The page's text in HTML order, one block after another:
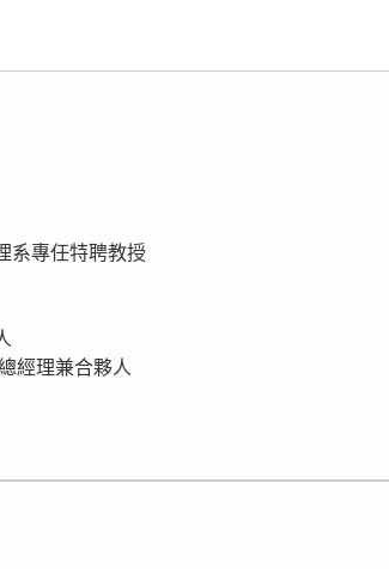
系專任特聘教授
經理兼合夥人